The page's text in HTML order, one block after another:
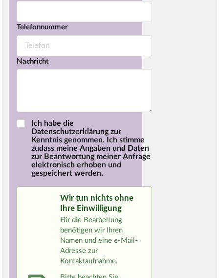
Telefonnummer
Nachricht
Ich habe die
Datenschutzerklärung zur
Kenntnis genommen. Ich stimme
zudass meine Angaben und Daten
zur Beantwortung meiner Anfrage
elektronisch erhoben und
gespeichert werden.
Wir tun nichts ohne
Ihre Einwilligung
Für die Bearbeitung
benötigen wir Ihren
Namen und eine e-Mail-
Adresse zur
Kontaktaufnahme.